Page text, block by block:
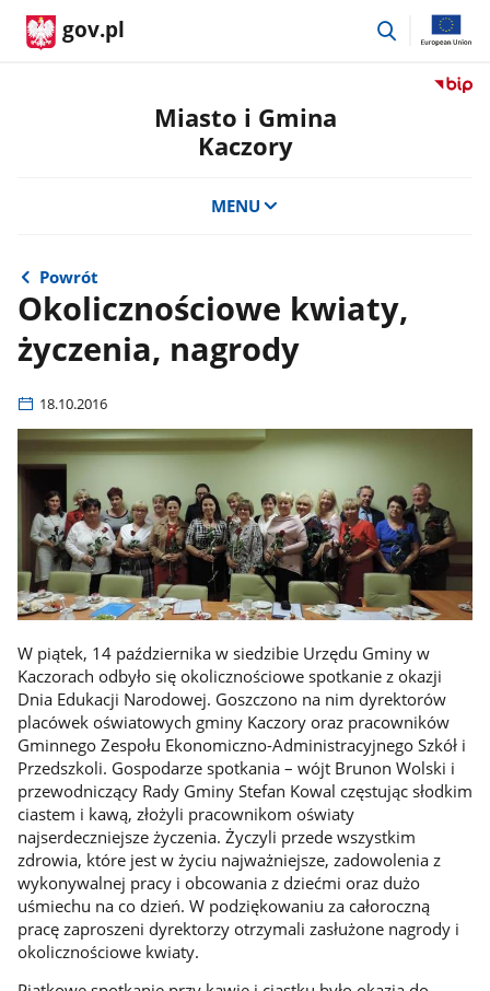
gov.pl
przejdź
Przejdź
Miasto i Gmina
Kaczory
MENU
Powrót
Okolicznościowe kwiaty,
życzenia, nagrody
18.10.2016
W piątek, 14 października w siedzibie Urzędu Gminy w
Kaczorach odbyło się okolicznościowe spotkanie z okazji
Dnia Edukacji Narodowej. Goszczono na nim dyrektorów
placówek oświatowych gminy Kaczory oraz pracowników
Gminnego Zespołu Ekonomiczno-Administracyjnego Szkół i
Przedszkoli. Gospodarze spotkania – wójt Brunon Wolski i
przewodniczący Rady Gminy Stefan Kowal częstując słodkim
ciastem i kawą, złożyli pracownikom oświaty
najserdeczniejsze życzenia. Życzyli przede wszystkim
zdrowia, które jest w życiu najważniejsze, zadowolenia z
wykonywalnej pracy i obcowania z dziećmi oraz dużo
uśmiechu na co dzień. W podziękowaniu za całoroczną
pracę zaproszeni dyrektorzy otrzymali zasłużone nagrody i
okolicznościowe kwiaty.